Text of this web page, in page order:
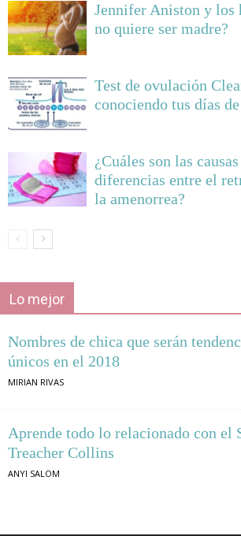
Jennifer Aniston y los
no quiere ser madre?
Test de ovulación
conociendo tus días
¿Cuáles son las
diferencias entre el
la amenorrea?
Lo mejor
Nombres de chica que serán
únicos en el 2018
MIRIAN RIVAS
Aprende todo lo relacionado con el
Treacher Collins
ANYI SALOM